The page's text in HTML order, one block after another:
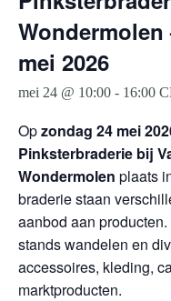
mei 2026
mei 24 @ 10:00 - 16:00
Opzondag 24 mei
Pinksterbraderie bij
Wondermolen plaats
braderie staan
aanbod aan
stands wandelen en
accessoires, kleding,
marktproducten.